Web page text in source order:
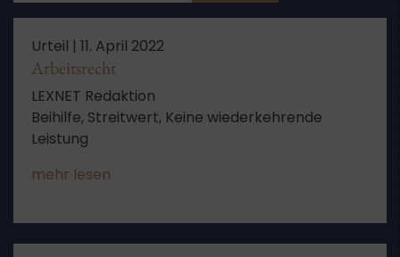
Urteil | 11. April 2022
Arbeitsrecht
LEXNET Redaktion
Beihilfe, Streitwert, Keine wiederkehrende
Leistung
mehr lesen